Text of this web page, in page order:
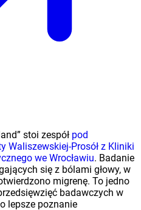
stoi zespół pod
Waliszewskiej-Prosół z Kliniki
we Wrocławiu. Badanie
się z bólami głowy, w
migrenę. To jedno
badawczych w
lepsze poznanie